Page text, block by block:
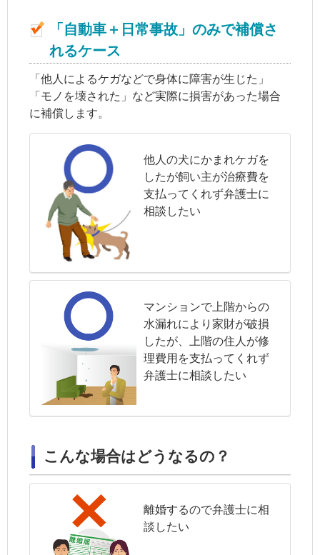
「自動車＋日常事故」のみで補償さ
れるケース
「他人によるケガなどで身体に障害が生じた」
「モノを壊された」など実際に損害があった場合
に補償します。
他人の犬にかまれケガを
したが飼い主が治療費を
支払ってくれず弁護士に
相談したい
マンションで上階からの
水漏れにより家財が破損
したが、上階の住人が修
理費用を支払ってくれず
弁護士に相談したい
こんな場合はどうなるの？
離婚するので弁護士に相
談したい